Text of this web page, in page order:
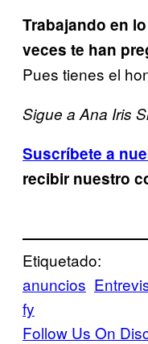
Trabajando en
veces te han
Pues tienes el
Sigue a Ana Iris
Suscríbete a
recibir nuestro
Etiquetado:
anuncios
fy
Follow Us On